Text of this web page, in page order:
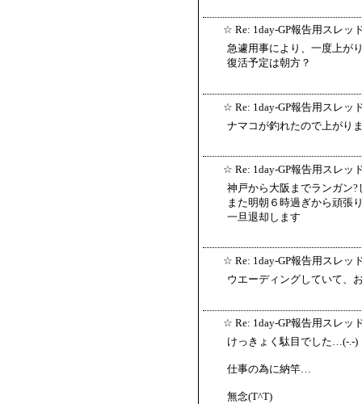
☆ Re: 1day-GP報告用スレッ
急遽用事により、一度上が
復活予定は朝方？
☆ Re: 1day-GP報告用スレッ
ナマコが釣れたので上がり
☆ Re: 1day-GP報告用スレッ
神戸から大阪までランガン
また明朝６時過ぎから頑張
一旦退却します
☆ Re: 1day-GP報告用スレッ
ウエーディングしていて、
☆ Re: 1day-GP報告用スレッ
けっきょく駄目でした…(-.-)
仕事の為に納竿…
無念(T^T)